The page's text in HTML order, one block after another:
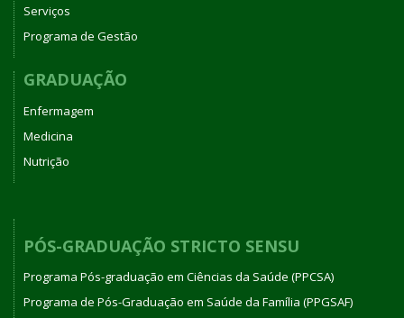
Serviços
Programa de Gestão
GRADUAÇÃO
Enfermagem
Medicina
Nutrição
PÓS-GRADUAÇÃO STRICTO SENSU
Programa Pós-graduação em Ciências da Saúde (PPCSA)
Programa de Pós-Graduação em Saúde da Família (PPGSAF)